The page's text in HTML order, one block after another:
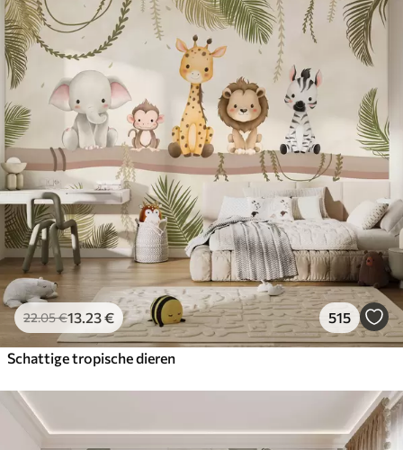
22.05€13 .23€ 515
Schattige tropische dieren